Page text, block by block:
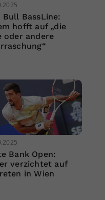
Bull BassLine:
hofft auf „die
oder andere
Bank Open:
verzichtet auf
in Wien